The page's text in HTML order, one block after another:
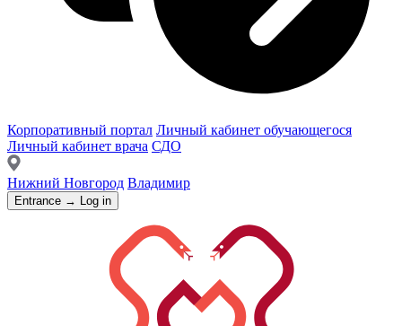
Корпоративный портал Личный кабинет обучающегося
Личный кабинет врача СДО
Нижний Новгород Владимир
Entrance → Log in